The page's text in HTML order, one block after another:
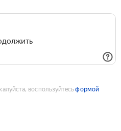
воспользуйтесьформой